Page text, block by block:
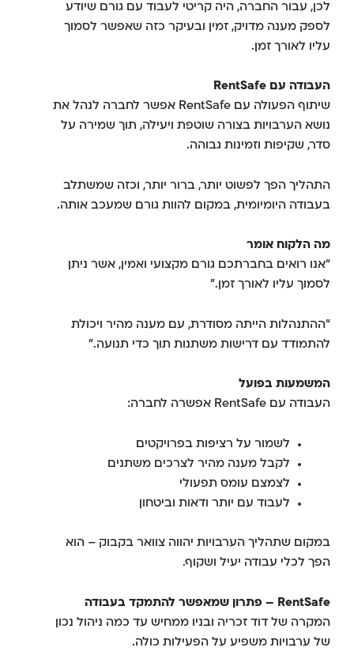
לכן, עבור החברה, היה קריטי לעבוד עם גורם שיודע
לספק מענה מדויק, זמין ובעיקר כזה שאפשר לסמוך
עליו לאורך זמן.
העבודה עם RentSafe
שיתוף הפעולה עם RentSafe אפשר לחברה לנהל את
נושא הערבויות בצורה שוטפת ויעילה, תוך שמירה על
סדר, שקיפות וזמינות גבוהה.
התהליך הפך לפשוט יותר, ברור יותר, וכזה שמשתלב
בעבודה היומיומית, במקום להוות גורם שמעכב אותה.
מה הלקוח אומר
“אנו רואים בחברתכם גורם מקצועי ואמין, אשר ניתן
לסמוך עליו לאורך זמן.”
“ההתנהלות הייתה מסודרת, עם מענה מהיר ויכולת
להתמודד עם דרישות משתנות תוך כדי תנועה.”
המשמעות בפועל
העבודה עם RentSafe אפשרה לחברה:
לשמור על רציפות בפרויקטים
לקבל מענה מהיר לצרכים משתנים
לצמצם עומס תפעולי
לעבוד עם יותר ודאות וביטחון
במקום שתהליך הערבויות יהווה צוואר בקבוק – הוא
הפך לכלי עבודה יעיל ושקוף.
RentSafe – פתרון שמאפשר להתמקד בעבודה
המקרה של דוד זכריה ובניו ממחיש עד כמה ניהול נכון
של ערבויות משפיע על הפעילות כולה.